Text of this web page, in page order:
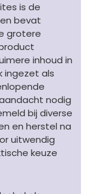
is de
bevat
grotere
inhoud in
ingezet als
nodig
bij diverse
en herstel na
uitwendig
keuze